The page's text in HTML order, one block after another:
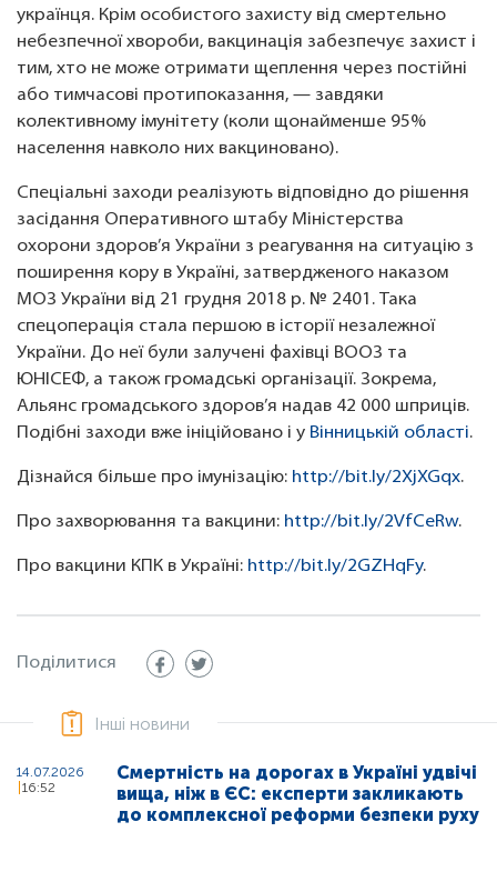
українця. Крім особистого захисту від смертельно
небезпечної хвороби, вакцинація забезпечує захист і
тим, хто не може отримати щеплення через постійні
або тимчасові протипоказання, — завдяки
колективному імунітету (коли щонайменше 95%
населення навколо них вакциновано).
Спеціальні заходи реалізують відповідно до рішення
засідання Оперативного штабу Міністерства
охорони здоров’я України з реагування на ситуацію з
поширення кору в Україні, затвердженого наказом
МОЗ України від 21 грудня 2018 р. № 2401. Така
спецоперація стала першою в історії незалежної
України. До неї були залучені фахівці ВООЗ та
ЮНІСЕФ, а також громадські організації. Зокрема,
Альянс громадського здоров’я надав 42 000 шприців.
Подібні заходи вже ініційовано і у Вінницькій області.
Дізнайся більше про імунізацію: http://bit.ly/2XjXGqx.
Про захворювання та вакцини: http://bit.ly/2VfCeRw.
Про вакцини КПК в Україні: http://bit.ly/2GZHqFy.
Поділитися
Інші новини
14.07.2026
16:52
Смертність на дорогах в Україні удвічі
вища, ніж в ЄС: експерти закликають
до комплексної реформи безпеки руху